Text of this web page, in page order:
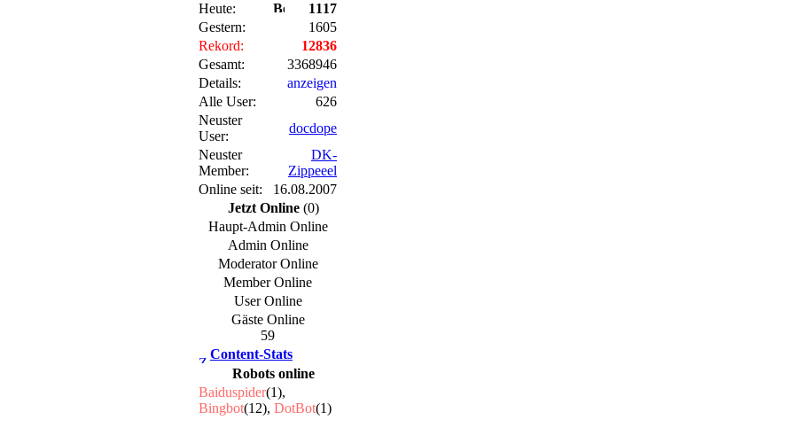
Heute:
1117
Gestern:
1605
Rekord:
12836
Gesamt:
3368946
Details:
anzeigen
Alle User:
626
Neuster
User:
docdope
Neuster
Member:
DK-
Zippeeel
Online seit:
16.08.2007
Jetzt Online (0)
Haupt-Admin Online
Admin Online
Moderator Online
Member Online
User Online
Gäste Online
59
Content-Stats
Robots online
Baiduspider(1),
Bingbot(12), DotBot(1)